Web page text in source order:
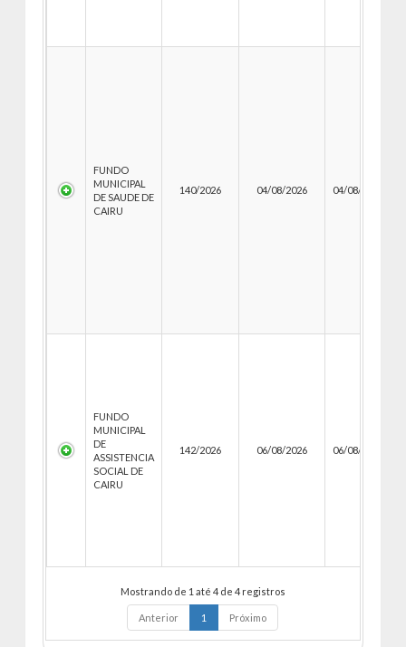
FUNDO
MUNICIPAL
DE SAUDE DE
CAIRU
140/2026 04/08/2026 04/08/2026
FUNDO
MUNICIPAL
DE
ASSISTENCIA
SOCIAL DE
CAIRU
142/2026 06/08/2026 06/08/2026
Mostrando de 1 até 4 de 4 registros
Anterior 1 Próximo